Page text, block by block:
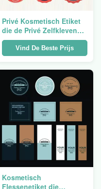
Privé Kosmetisch Etiket
die de Privé Zelfklevende
Vinylfles van het
Stickersglas drukken
Vind De Beste Prijs
Kosmetisch
Flessenetiket die